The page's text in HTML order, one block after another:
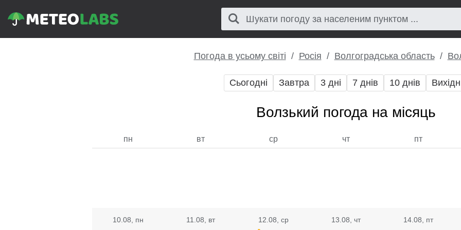
Погода в усьому світі Росія Волгоградська область
Сьогодні Завтра 3 дні 7 днів 10 днів
Волзький погода на місяць
пн вт ср чт пт
10.08 , пн 11.08 , вт 12.08 , ср 13.08 , чт 14.08 , пт